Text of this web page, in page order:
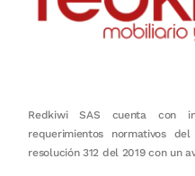
Redkiwi SAS cuenta con
requerimientos normativos
resolución 312 del 2019 con un